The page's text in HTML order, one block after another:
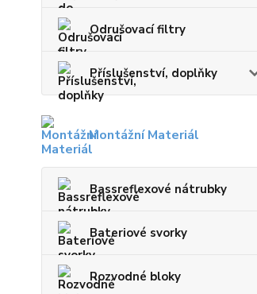
Odrušovací filtry
Příslušenství, doplňky
Montážní Materiál
Bassreflexové nátrubky
Bateriové svorky
Rozvodné bloky